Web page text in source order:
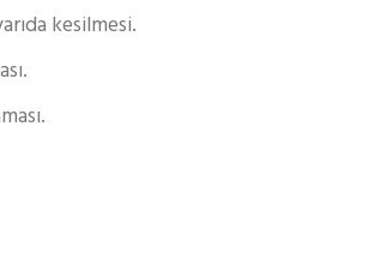
kesilmesi.